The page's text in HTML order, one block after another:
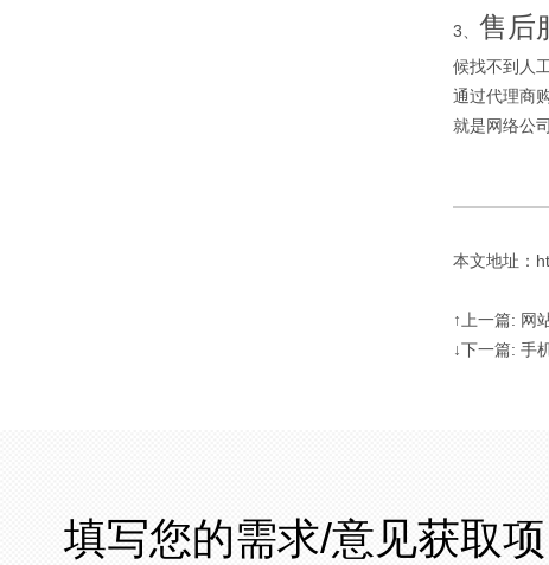
3、 售后
候找不到人
通过代理商
就是网络公
本文地址：
↑上一篇: 网
↓下一篇: 手
填写您的需求/意见获取项